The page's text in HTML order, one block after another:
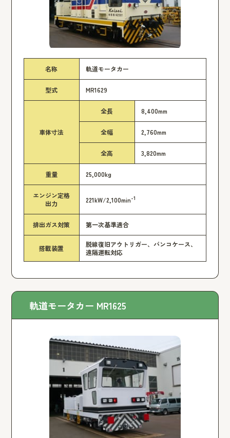
名称 軌道モータカー
型式 MR1629
車体寸法
全長 8,400mm
全幅 2,760mm
全高 3,820mm
重量 25,000kg
エンジン定格
出力
221kW/2,100min-1
排出ガス対策 第一次基準適合
搭載装置
脱線復旧アウトリガー、バンコケース、
遠隔運転対応
軌道モータカー MR1625